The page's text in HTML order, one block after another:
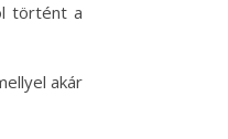
történt a
akár